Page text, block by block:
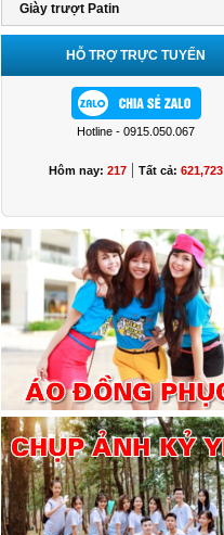
Giày trượt Patin
HỖ TRỢ TRỰC TUYẾN
Hotline - 0915.050.067
Hôm nay: 217 | Tất cả: 621,723